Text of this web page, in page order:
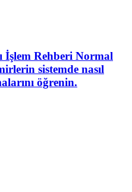
İşlem Rehberi Normal
sistemde nasıl
öğrenin.